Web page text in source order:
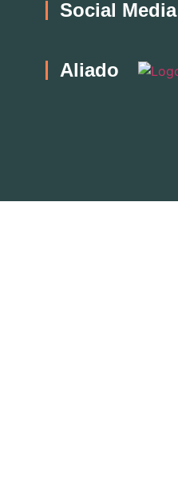
Social Media
Aliado